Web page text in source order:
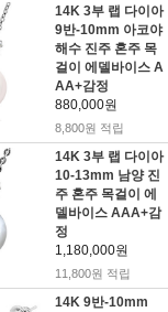
14K 3부 랩 다이아
9반-10mm 아코야
해수 진주 혼주 목
걸이 에델바이스 A
AA+감정
880,000원
8,800원 적립
14K 3부 랩 다이아
10-13mm 남양 진
주 혼주 목걸이 에
델바이스 AAA+감
정
1,180,000원
11,800원 적립
14K 9반-10mm